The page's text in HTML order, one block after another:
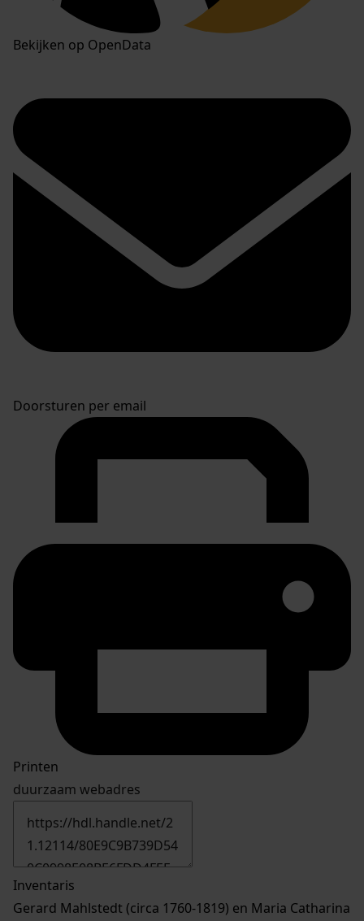
Bekijken op OpenData
Doorsturen per email
Printen
duurzaam webadres
Inventaris
Gerard Mahlstedt (circa 1760-1819) en Maria Catharina